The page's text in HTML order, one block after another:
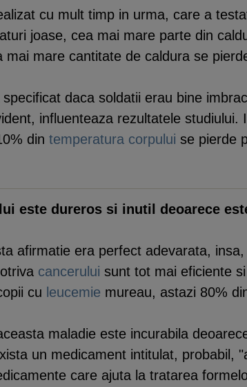
cu mult timp in urma, care a
joase, cea mai mare parte din
mare cantitate de caldura se
daca soldatii erau bine
influenteaza rezultatele
din temperatura corpului se pierde
este dureros si inutil deoarece
afirmatie era perfect adevarata,
cancerului sunt tot mai eficiente
cu leucemie mureau, astazi 80%
maladie este incurabila
un medicament intitulat, probabil,
care ajuta la tratarea